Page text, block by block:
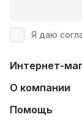
Я даю
Интернет-
О компании
Помощь